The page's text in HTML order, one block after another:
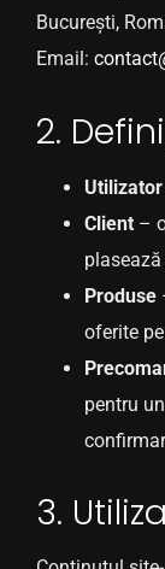
București,
Email:
2.
Utilizator
Client –
Produse
oferite
pentru
3.